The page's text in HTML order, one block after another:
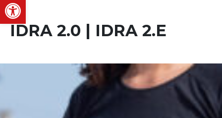
IDRA 2.0 | IDRA 2.E